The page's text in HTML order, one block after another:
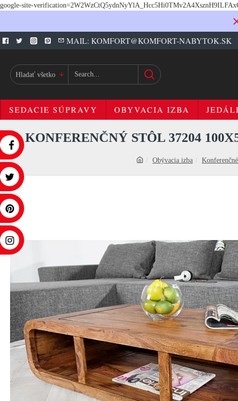
google-site-
MAIL: KOMFORT@KOMFORT-NABYTOK.SK
Hladať všetko
SEDACIE SÚPRAVY OBYVACIA IZBA
Obývacia izba
KONFERENČNÝ STÔL 37204